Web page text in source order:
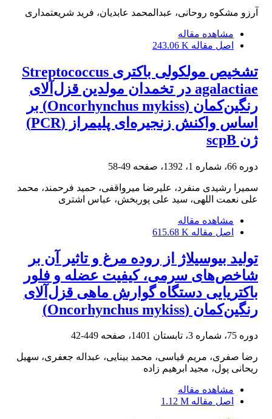
آرزو مشکوه روحانی، عبدالمحمد عابدیان، فرید شریعتمداری
مشاهده مقاله
اصل مقاله 243.06 K
تشخیص مولکولی باکتری Streptococcus
agalactiae در تخمدان مولدین قزل‌آلای
رنگین‌کمان (Oncorhynchus mykiss) بر
اساس واکنش زنجیره‌ای پلیمراز (PCR)
ژن scpB
دوره 66، شماره 1، 1392، صفحه 49-58
سمیرا رشیدی منفرد، علیرضا میرواقفی، حمید فرحمند، محمد
علی نعمت اللهی، سید علی پوربخش، عباس اشتری
مشاهده مقاله
اصل مقاله 615.68 K
تولید بیوسیلاژ از روده مرغ و تاثیر آن بر
شاخص‌های سرمی، کیفیت عضله و فلور
باکتریایی دستگاه گوارش ماهی قزل‌آلای
رنگین‌کمان (Oncorhynchus mykiss)
دوره 75، شماره 3، تابستان 1401، صفحه 449-42
رضا صفری، مریم قیاسی، محمد بینایی، عبداله جعفری، سهیل
ریحانی پول، مجید ابرهیم زاده
مشاهده مقاله
اصل مقاله 1.12 M